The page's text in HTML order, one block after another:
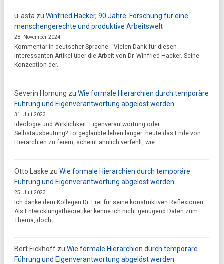
u-asta zu Winfried Hacker, 90 Jahre: Forschung für eine
menschengerechte und produktive Arbeitswelt
28. November 2024
Kommentar in deutscher Sprache: "Vielen Dank für diesen
interessanten Artikel über die Arbeit von Dr. Winfried Hacker. Seine
Konzeption der…
Severin Hornung zu Wie formale Hierarchien durch temporäre
Führung und Eigenverantwortung abgelöst werden
31. Juli 2023
Ideologie und Wirklichkeit: Eigenverantwortung oder
Selbstausbeutung? Totgeglaubte leben länger: heute das Ende von
Hierarchien zu feiern, scheint ähnlich verfehlt, wie…
Otto Laske zu Wie formale Hierarchien durch temporäre
Führung und Eigenverantwortung abgelöst werden
25. Juli 2023
Ich danke dem Kollegen Dr. Frei für seine konstruktiven Reflexionen.
Als Entwicklungstheoretiker kenne ich nicht genügend Daten zum
Thema, doch…
Bert Eickhoffzu Wie formale Hierarchien durch temporäre
Führung und Eigenverantwortung abgelöst werden